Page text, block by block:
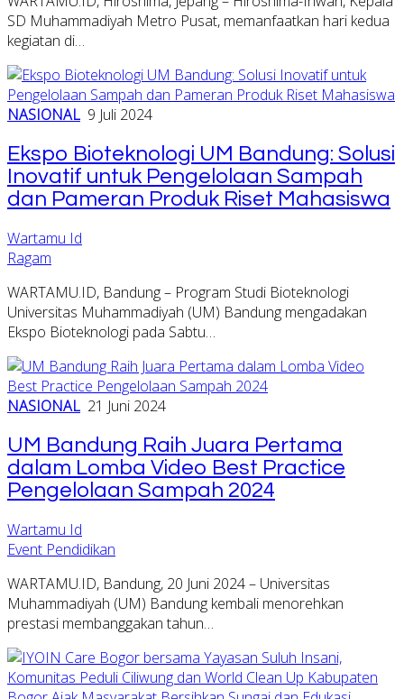
SD Muhammadiyah Metro Pusat, memanfaatkan hari kedua
kegiatan di…
NASIONAL 9 Juli 2024
Ekspo Bioteknologi UM Bandung: Solusi
Inovatif untuk Pengelolaan Sampah
dan Pameran Produk Riset Mahasiswa
Wartamu Id
Ragam
WARTAMU.ID, Bandung – Program Studi Bioteknologi
Universitas Muhammadiyah (UM) Bandung mengadakan
Ekspo Bioteknologi pada Sabtu…
NASIONAL 21 Juni 2024
UM Bandung Raih Juara Pertama
dalam Lomba Video Best Practice
Pengelolaan Sampah 2024
Wartamu Id
Event Pendidikan
WARTAMU.ID, Bandung, 20 Juni 2024 – Universitas
Muhammadiyah (UM) Bandung kembali menorehkan
prestasi membanggakan tahun…